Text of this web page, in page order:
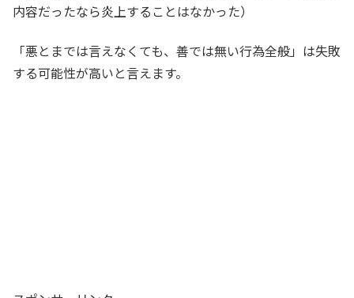
内容だったなら炎上することはなかった）
「悪とまでは言えなくても、善では無い行為全般」は失敗
する可能性が高いと言えます。